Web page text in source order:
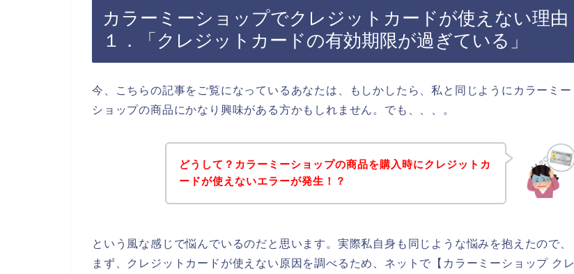
カラーミーショップでクレジットカードが使えない理由
１．「クレジットカードの有効期限が過ぎている」
今、こちらの記事をご覧になっているあなたは、もしかしたら、私と同じようにカラーミー
ショップの商品にかなり興味がある方かもしれません。でも、、、。
どうして？カラーミーショップの商品を購入時にクレジットカ
ードが使えないエラーが発生！？
という風な感じで悩んでいるのだと思います。実際私自身も同じような悩みを抱えたので、
まず、クレジットカードが使えない原因を調べるため、ネットで【カラーミーショップ クレ